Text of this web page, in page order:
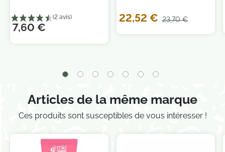
7,60 €
22,52 € 23,70 €
Articles de la même marque
Ces produits sont susceptibles de vous intéresser !
promotionnelles. Consultez notre politique de